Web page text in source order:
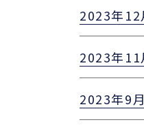
2023年12
2023年11
2023年9月